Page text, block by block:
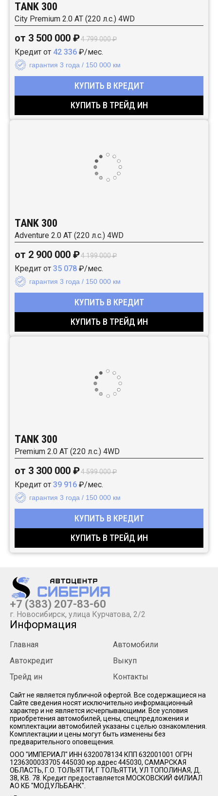
TANK 300
City Premium 2.0 AT (220 л.с.) 4WD
от 3 500 000 ₽4 799 000 ₽
Кредит от 42 336 ₽/мес.
гарантия 3 года / 150 000 км
КУПИТЬ В КРЕДИТ
КУПИТЬ В ТРЕЙД ИН
TANK 300
Adventure 2.0 AT (220 л.с.) 4WD
от 2 900 000 ₽4 199 000 ₽
Кредит от 35 078 ₽/мес.
гарантия 3 года / 150 000 км
КУПИТЬ В КРЕДИТ
КУПИТЬ В ТРЕЙД ИН
TANK 300
Premium 2.0 AT (220 л.с.) 4WD
от 3 300 000 ₽4 599 000 ₽
Кредит от 39 916 ₽/мес.
гарантия 3 года / 150 000 км
КУПИТЬ В КРЕДИТ
КУПИТЬ В ТРЕЙД ИН
+7 (383) 207-83-60
г. Новосибирск, улица Курчатова, 2/2
Информация
Главная
Автомобили
Автокредит
Выкуп
Трейд ин
Контакты
Cайт не является публичной офертой. Все содержащиеся на
Сайте сведения носят исключительно информационный
характер и не является исчерпывающими. Все условия
приобретения автомобилей, цены, спецпредложения и
комплектации автомобилей указаны с целью ознакомления.
Комплектации и цены могут быть изменены без
предварительного оповещения.
ООО "ИМПЕРИАЛ" ИНН 6320078134 КПП 632001001 ОГРН
1236300033705 445030 юр.адрес 445030, САМАРСКАЯ
ОБЛАСТЬ, Г.О. ТОЛЬЯТТИ, Г ТОЛЬЯТТИ, УЛ ТОПОЛИНАЯ, Д.
38, КВ. 78. Кредит предоставляется МОСКОВСКИЙ ФИЛИАЛ
АО КБ "МОДУЛЬБАНК".